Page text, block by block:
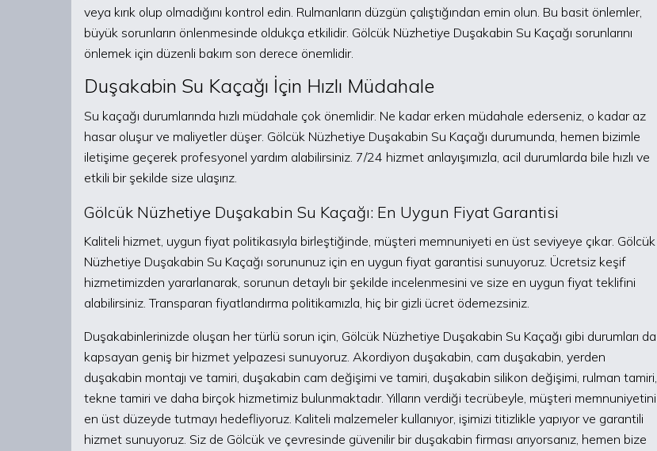
veya kırık olup olmadığını kontrol edin. Rulmanların düzgün çalıştığından emin olun. Bu basit önlemler,
büyük sorunların önlenmesinde oldukça etkilidir. Gölcük Nüzhetiye Duşakabin Su Kaçağı sorunlarını
önlemek için düzenli bakım son derece önemlidir.
Duşakabin Su Kaçağı İçin Hızlı Müdahale
Su kaçağı durumlarında hızlı müdahale çok önemlidir. Ne kadar erken müdahale ederseniz, o kadar az
hasar oluşur ve maliyetler düşer. Gölcük Nüzhetiye Duşakabin Su Kaçağı durumunda, hemen bizimle
iletişime geçerek profesyonel yardım alabilirsiniz. 7/24 hizmet anlayışımızla, acil durumlarda bile hızlı ve
etkili bir şekilde size ulaşırız.
Gölcük Nüzhetiye Duşakabin Su Kaçağı: En Uygun Fiyat Garantisi
Kaliteli hizmet, uygun fiyat politikasıyla birleştiğinde, müşteri memnuniyeti en üst seviyeye çıkar. Gölcük
Nüzhetiye Duşakabin Su Kaçağı sorununuz için en uygun fiyat garantisi sunuyoruz. Ücretsiz keşif
hizmetimizden yararlanarak, sorunun detaylı bir şekilde incelenmesini ve size en uygun fiyat teklifini
alabilirsiniz. Transparan fiyatlandırma politikamızla, hiç bir gizli ücret ödemezsiniz.
Duşakabinlerinizde oluşan her türlü sorun için, Gölcük Nüzhetiye Duşakabin Su Kaçağı gibi durumları da
kapsayan geniş bir hizmet yelpazesi sunuyoruz. Akordiyon duşakabin, cam duşakabin, yerden
duşakabin montajı ve tamiri, duşakabin cam değişimi ve tamiri, duşakabin silikon değişimi, rulman tamiri,
tekne tamiri ve daha birçok hizmetimiz bulunmaktadır. Yılların verdiği tecrübeyle, müşteri memnuniyetini
en üst düzeyde tutmayı hedefliyoruz. Kaliteli malzemeler kullanıyor, işimizi titizlikle yapıyor ve garantili
hizmet sunuyoruz. Siz de Gölcük ve çevresinde güvenilir bir duşakabin firması arıyorsanız, hemen bize